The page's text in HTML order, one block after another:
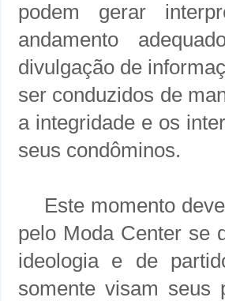
podem gerar
andamento
divulgação de
ser conduzidos de
a integridade e os
seus condôminos.
Este momento
pelo Moda Center se
ideologia e de
somente visam seus